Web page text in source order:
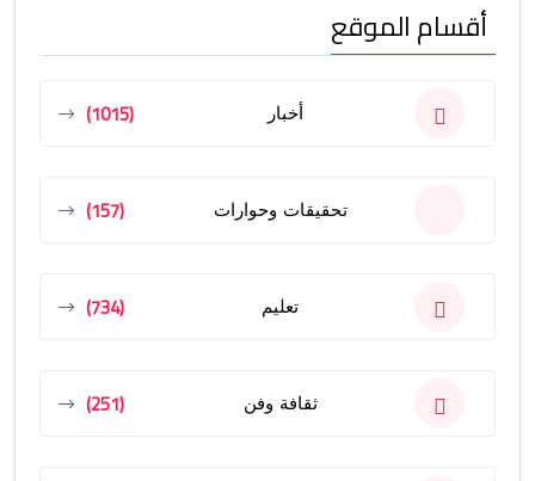
أقسام الموقع
أخبار (1015)
تحقيقات وحوارات (157)
تعليم (734)
ثقافة وفن (251)